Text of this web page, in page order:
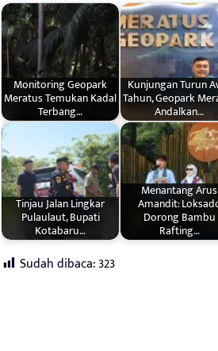
Monitoring Geopark
Meratus Temukan Kadal
Terbang…
Kunjungan Turun
Tahun, Geopark
Andalkan…
Tinjau Jalan Lingkar
Pulaulaut, Bupati
Kotabaru…
Menantang Arus
Amandit:
Dorong Bambu
Rafting…
Sudah dibaca:323